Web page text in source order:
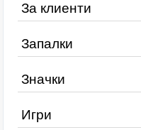
За клиенти
Запалки
Значки
Игри